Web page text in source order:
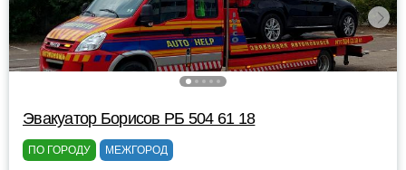
Эвакуатор Борисов РБ 504 61 18
ПО ГОРОДУ МЕЖГОРОД